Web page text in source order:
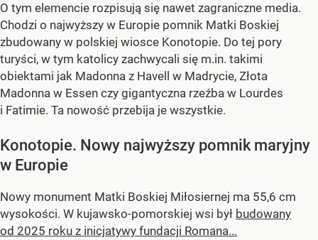
O tym elemencie rozpisują się nawet zagraniczne media.
Chodzi o najwyższy w Europie pomnik Matki Boskiej
zbudowany w polskiej wiosce Konotopie. Do tej pory
turyści, w tym katolicy zachwycali się m.in. takimi
obiektami jak Madonna z Havell w Madrycie, Złota
Madonna w Essen czy gigantyczna rzeźba w Lourdes
i Fatimie. Ta nowość przebija je wszystkie.
Konotopie. Nowy najwyższy pomnik maryjny
w Europie
Nowy monument Matki Boskiej Miłosiernej ma 55,6 cm
wysokości. W kujawsko-pomorskiej wsi był budowany
od 2025 roku z inicjatywy fundacji Romana...